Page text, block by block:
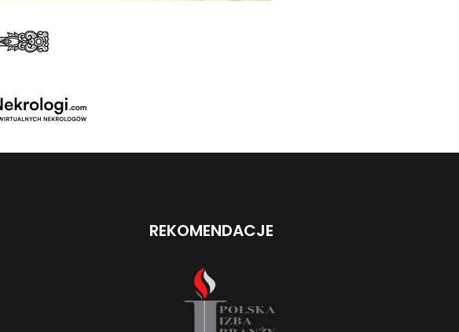
REKOMENDACJE